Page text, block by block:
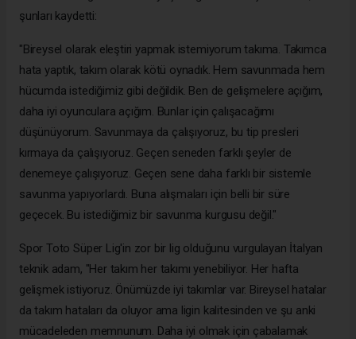
şunları kaydetti:
"Bireysel olarak eleştiri yapmak istemiyorum takıma. Takımca
hata yaptık, takım olarak kötü oynadık. Hem savunmada hem
hücumda istediğimiz gibi değildik. Ben de gelişmelere açığım,
daha iyi oyunculara açığım. Bunlar için çalışacağımı
düşünüyorum. Savunmaya da çalışıyoruz, bu tip presleri
kırmaya da çalışıyoruz. Geçen seneden farklı şeyler de
denemeye çalışıyoruz. Geçen sene daha farklı bir sistemle
savunma yapıyorlardı. Buna alışmaları için belli bir süre
geçecek. Bu istediğimiz bir savunma kurgusu değil."
Spor Toto Süper Lig'in zor bir lig olduğunu vurgulayan İtalyan
teknik adam, "Her takım her takımı yenebiliyor. Her hafta
gelişmek istiyoruz. Önümüzde iyi takımlar var. Bireysel hatalar
da takım hataları da oluyor ama ligin kalitesinden ve şu anki
mücadeleden memnunum. Daha iyi olmak için çabalamak